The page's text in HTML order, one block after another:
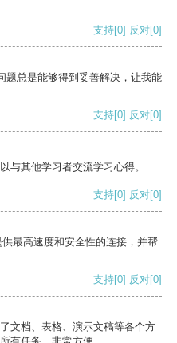
支持[0] 反对[0]
题总是能够得到妥善解决，让我能
支持[0] 反对[0]
与其他学习者交流学习心得。
支持[0] 反对[0]
最高速度和安全性的连接，并帮
支持[0] 反对[0]
文档、表格、演示文稿等各个方